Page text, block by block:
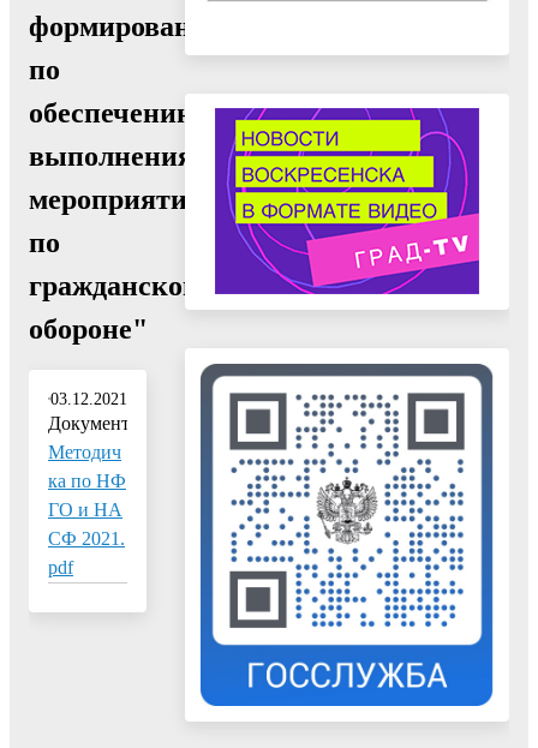
формирований
по
обеспечению
выполнения
мероприятий
по
гражданской
обороне"
03.12.2021
Документ:
Методич
ка по НФ
ГО и НА
СФ 2021.
pdf